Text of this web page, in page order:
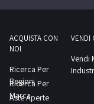
corpo
e
non
origini.
il
PDF
ACQUISTA CON
NOI
Ricerca Per
Regioni
Ricerca Per
Marca
Aste Aperte
VENDI
Vendi